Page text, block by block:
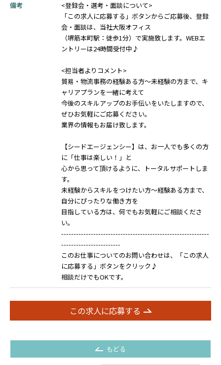
備考
<登録会・選考・面談について>
「この求人に応募する」ボタンからご応募後、登録
会・面談は、当社大阪オフィス
（堺筋本町駅：徒歩1分）で実施致します。WEBエ
ントリーは24時間受付中♪
<担当者よりコメント>
貿易・物流事務の経験ある方～未経験の方まで、キ
ャリアプランを一緒に考えて
今後のスキルアップのお手伝いをいたしますので、
ぜひお気軽にご応募ください。
業界の情報もお届け致します。
【シードエージェンシー】は、お一人でも多くの方
に「仕事は楽しい！」と
心から思って頂けるように、トータルサポートしま
す。
未経験からスキルをつけたい方～経験ある方まで、
自分にぴったりな働き方を
目指している方は、何でもお気軽にご相談くださ
い。
------------------------------------------------------------
------------------------
このお仕事についてのお問い合わせは、「この求人
に応募する」ボタンをクリック♪
相談だけでもOKです。
この求人に応募する
もどる